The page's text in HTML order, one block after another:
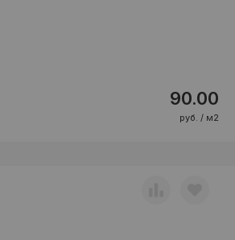
90.00
руб. / м2